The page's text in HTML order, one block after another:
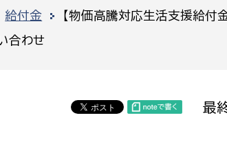
択
職員課
給付金 【物価高騰対応生活支援給付
合わせ
最